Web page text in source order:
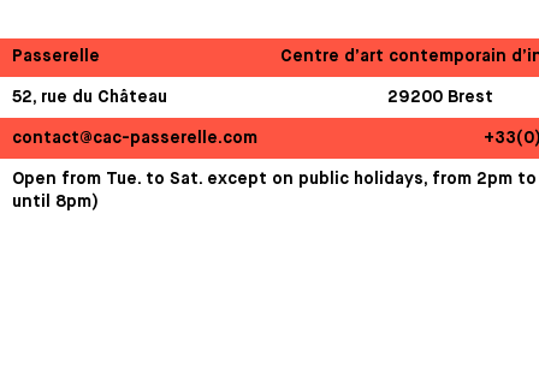
Passerelle Centre d’art contemporain
52, rue du Château 29200 Brest
contact@cac-passerelle.com
Open from Tue. to Sat. except on public holidays, from 2pm to
until 8pm)